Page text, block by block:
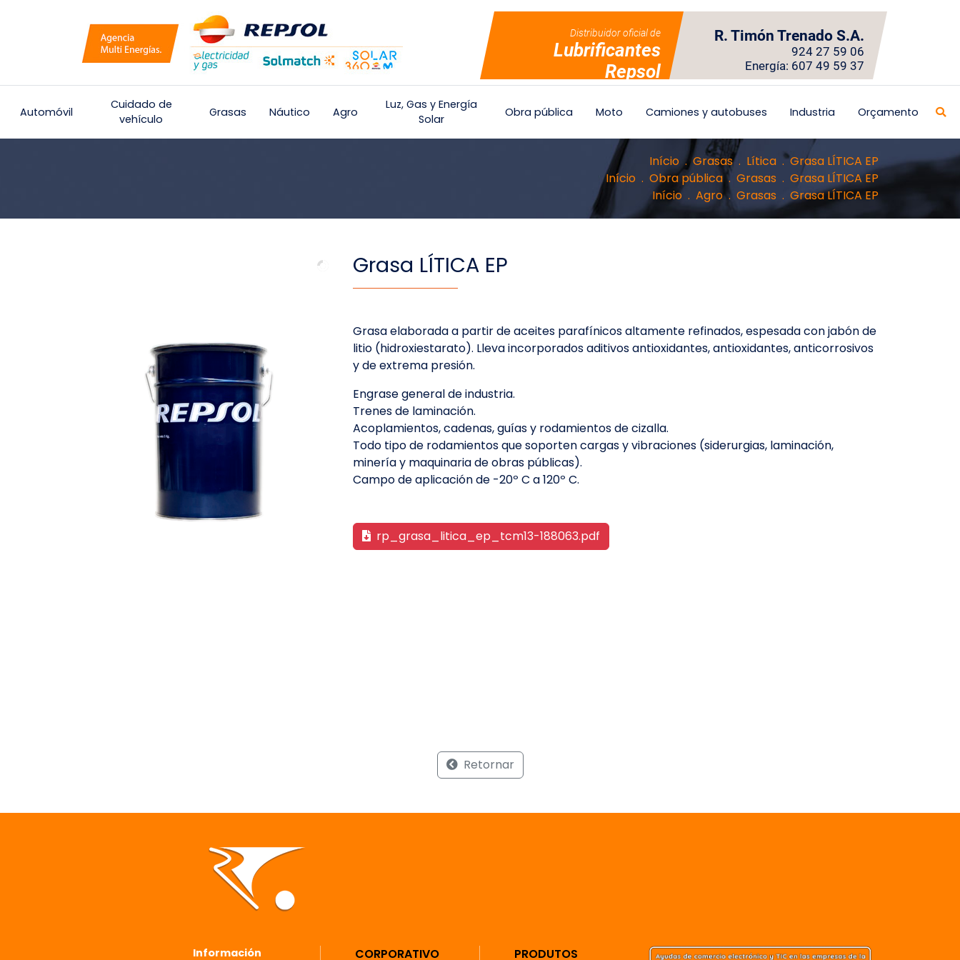
Distribuidor oficial de
Lubrificantes
Repsol
R. Timón Trenado S.A.
924 27 59 06
Energía: 607 49 59 37
Automóvil
Cuidado de
vehículo
Grasas Náutico Agro
Luz, Gas y Energía
Solar
Obra pública Moto Camiones y autobuses Industria Orçamento
Início Grasas Lítica
Grasa LÍTICA EP
Início
Obra pública Grasas
Grasa LÍTICA EP
Início
Agro Grasas Grasa LÍTICA EP
Grasa LÍTICA EP
Grasa elaborada a partir de aceites parafínicos altamente refinados, espesada con jabón de
litio (hidroxiestarato). Lleva incorporados aditivos antioxidantes, antioxidantes, anticorrosivos
y de extrema presión.
Engrase general de industria.
Trenes de laminación.
Acoplamientos, cadenas, guías y rodamientos de cizalla.
Todo tipo de rodamientos que soporten cargas y vibraciones (siderurgias, laminación,
minería y maquinaria de obras públicas).
Campo de aplicación de -20º C a 120º C.
rp_grasa_litica_ep_tcm13-188063.pdf
Retornar
Información CORPORATIVO PRODUTOS